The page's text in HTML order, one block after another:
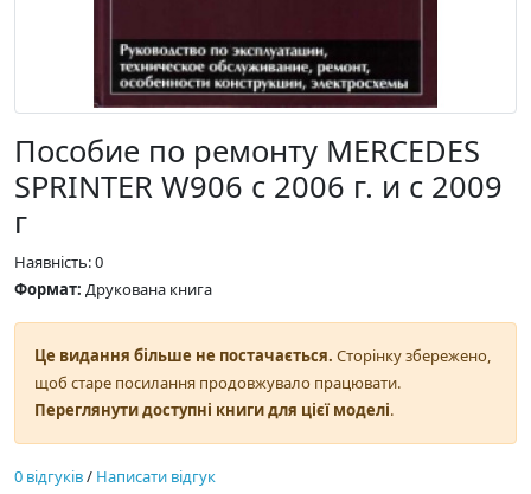
Пособие по ремонту MERCEDES
SPRINTER W906 с 2006 г. и с 2009
г
Наявність: 0
Формат: Друкована книга
Це видання більше не постачається. Сторінку збережено,
щоб старе посилання продовжувало працювати.
Переглянути доступні книги для цієї моделі.
0 відгуків/ Написати відгук